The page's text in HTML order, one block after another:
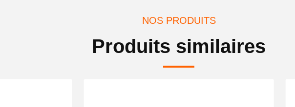
NOS PRODUITS
Produits similaires